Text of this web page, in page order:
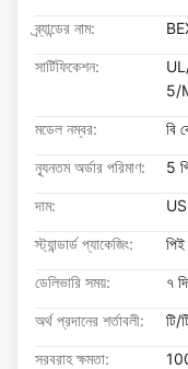
ব্র্যান্ডের নাম:
সার্টিফিকেশন:
5/
মডেল নম্বর: বি
ন্যূনতম অর্ডার পরিমাণ: 5
দাম:
স্ট্যান্ডার্ড প্যাকেজিং:
ডেলিভারি সময়: ৭
অর্থ প্রদানের শর্তাবলী: টি/
সরবরাহ ক্ষমতা: